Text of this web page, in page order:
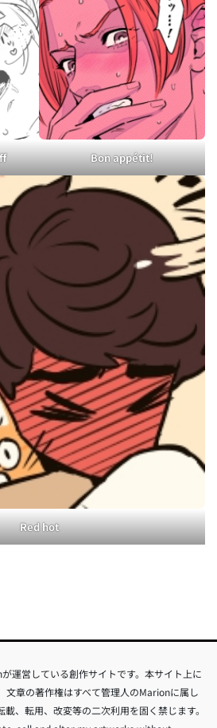
Bon appétit!
Red hot
運営している創作サイトです。本サイト上に
文章の著作権はすべて管理人のMarionに属し
、転用、改変等の二次利用を固く禁じます。